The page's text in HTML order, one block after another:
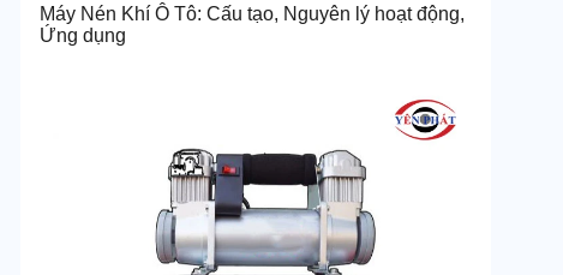
Máy Nén Khí Ô Tô: Cấu tạo, Nguyên lý hoạt động,
Ứng dụng